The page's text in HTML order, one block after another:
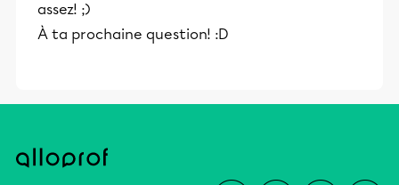
assez! ;)
À ta prochaine question! :D